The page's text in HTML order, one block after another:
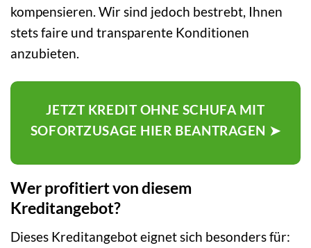
kompensieren. Wir sind jedoch bestrebt, Ihnen
stets faire und transparente Konditionen
anzubieten.
JETZT KREDIT OHNE SCHUFA MIT
SOFORTZUSAGE HIER BEANTRAGEN ➤
Wer profitiert von diesem
Kreditangebot?
Dieses Kreditangebot eignet sich besonders für: